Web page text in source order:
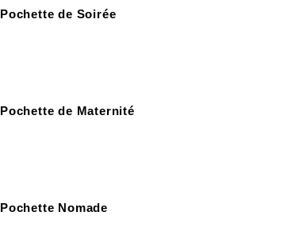
Pochette de Soirée
Pochette de Maternité
Pochette Nomade